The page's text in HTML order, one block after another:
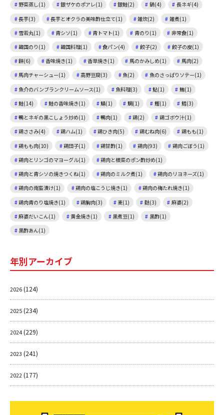
野菜蒸し(1)
銀ザケのポアレ(1) 銀鮭(2) 鍋(4)
長ネギ(4)
長芋(3)
長芋とオクラの美味酢仕立て(1) 雑炊(2)
雑煮(1)
雪若丸(1)
青シソ(1) 青トマト(1) 青のり(1)
非常食(1)
韓国のり(1)
韓国料理(1) 食パン(4) 餃子(2)
餃子の皮(1)
餅(6)
香味焼き(1) 香草焼き(1) 馬のかみしめ(1)
馬肉(2)
馬肉チャーシュー(1)
高野豆腐(3) 魚(2)
魚のさっぱりソテー(1)
魚介のバンブランクリームソース(1)
魚料理(3) 鮎(1)
鮪(1)
鮭(14)
鮭の香味焼き(1) 鯖(1) 鯛(1) 鰹(1)
鱈(3)
鴨とネギの黒こしょう炒め(1)
鴨肉(1) 鶏(2)
鶏ゴボウ汁(1)
鶏ささみ(4)
鶏ハム(1) 鶏ひき肉(5) 鶏むね肉(6)
鶏もも(1)
鶏もも肉(10)
鶏団子(1) 鶏甘酢(1) 鶏肉(93)
鶏肉ごぼう(1)
鶏肉とリンゴのマヨーグル(1)
鶏肉と根菜のポン酢炒め(1)
鶏肉と青シソの焼きつくね(1)
鶏肉のミルク煮(1)
鶏肉のリヨネーズ(1)
鶏肉の南蛮漬け(1)
鶏肉の塩こうじ焼き(1)
鶏肉の梅たれ焼き(1)
鶏肉青のり塩焼き(1)
鶏胸肉(3) 麦(1) 麩(3)
麻婆(2)
麻婆だいこん(1)
黄金焼き(1) 黒煮豆(1)
黒酢(1)
黒酢あん(1)
年別アーカイブ
2026(124)
2025(234)
2024(229)
2023 (241)
2022 (177)